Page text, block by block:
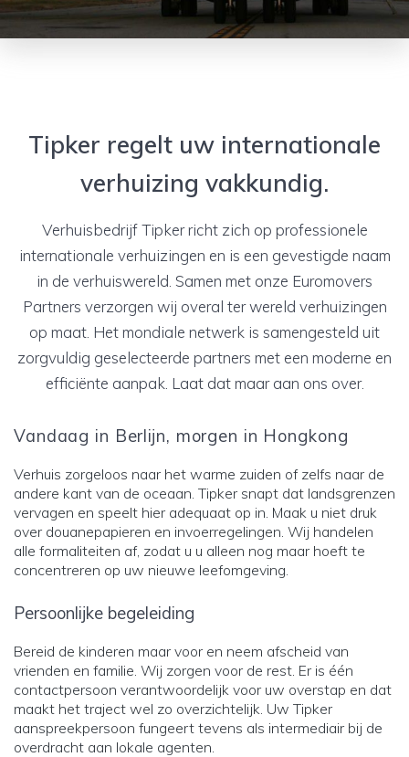
Tipker regelt uw internationale
verhuizing vakkundig.
Verhuisbedrijf Tipker richt zich op professionele
internationale verhuizingen en is een gevestigde naam
in de verhuiswereld. Samen met onze Euromovers
Partners verzorgen wij overal ter wereld verhuizingen
op maat. Het mondiale netwerk is samengesteld uit
zorgvuldig geselecteerde partners met een moderne en
efficiënte aanpak. Laat dat maar aan ons over.
Vandaag in Berlijn, morgen in Hongkong
Verhuis zorgeloos naar het warme zuiden of zelfs naar de
andere kant van de oceaan. Tipker snapt dat landsgrenzen
vervagen en speelt hier adequaat op in. Maak u niet druk
over douanepapieren en invoerregelingen. Wij handelen
alle formaliteiten af, zodat u u alleen nog maar hoeft te
concentreren op uw nieuwe leefomgeving.
Persoonlijke begeleiding
Bereid de kinderen maar voor en neem afscheid van
vrienden en familie. Wij zorgen voor de rest. Er is één
contactpersoon verantwoordelijk voor uw overstap en dat
maakt het traject wel zo overzichtelijk. Uw Tipker
aanspreekpersoon fungeert tevens als intermediair bij de
overdracht aan lokale agenten.